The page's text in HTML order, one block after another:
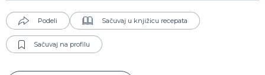
Podeli Sačuvaj u knjižicu recepata
Sačuvaj na profilu